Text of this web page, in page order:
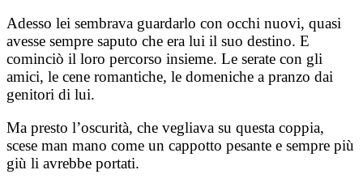
Adesso lei sembrava guardarlo con occhi nuovi, quasi
avesse sempre saputo che era lui il suo destino. E
cominciò il loro percorso insieme. Le serate con gli
amici, le cene romantiche, le domeniche a pranzo dai
genitori di lui.
Ma presto l’oscurità, che vegliava su questa coppia,
scese man mano come un cappotto pesante e sempre più
giù li avrebbe portati.